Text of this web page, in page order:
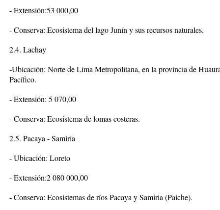
- Extensión:53 000,00
- Conserva: Ecosistema del lago Junín y sus recursos naturales.
2.4. Lachay
-Ubicación: Norte de Lima Metropolitana, en la provincia de
Pacífico.
- Extensión: 5 070,00
- Conserva: Ecosistema de lomas costeras.
2.5. Pacaya - Samiria
- Ubicación: Loreto
- Extensión:2 080 000,00
- Conserva: Ecosistemas de ríos Pacaya y Samiria (Paiche).